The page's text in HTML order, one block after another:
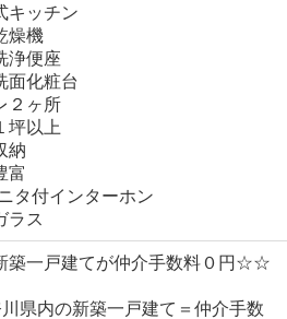
キッチン
燥機
浄便座
面化粧台
２ヶ所
坪以上
納
富
タ付インターホン
ラス
一戸建てが仲介手数料０円☆☆
県内の新築一戸建て＝仲介手数